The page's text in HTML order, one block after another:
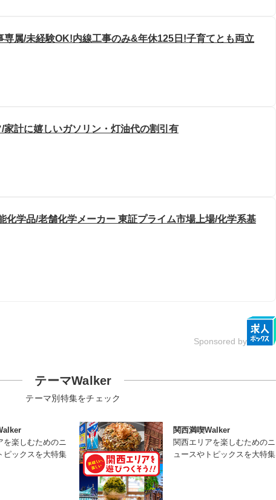
専属/未経験OK!内線工事のみ&年休125日!子育てとも両立
家計に嬉しいガソリン・灯油代の割引有
化学品/老舗化学メーカー 東証プライム市場上場/化学系基
Sponsored by
テーマWalker
テーマ別特集をチェック
を楽しむためのニ
ピックスを大特集
関西満喫Walker
関西エリアを楽しむためのニ
ュースやトピックスを大特集